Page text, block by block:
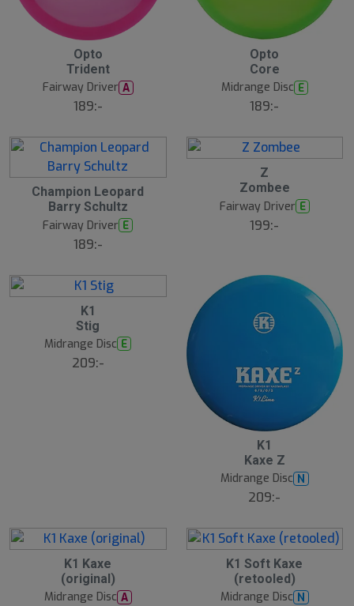
Opto
Trident
Fairway Driver A
189:-
Opto
Core
Midrange Disc E
189:-
Champion Leopard
Barry Schultz
Fairway Driver E
189:-
Z
Zombee
Fairway Driver E
199:-
K1
Stig
Midrange Disc E
209:-
K1
Kaxe Z
Midrange Disc N
209:-
K1 Kaxe
(original)
Midrange Disc A
K1 Soft Kaxe
(retooled)
Midrange Disc N